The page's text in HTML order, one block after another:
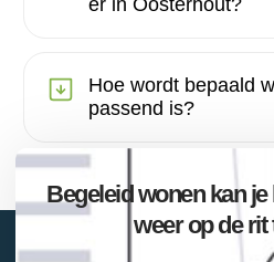
Hoe wordt bepaald
passend is?
Begeleid wonen kan
weer op de rit